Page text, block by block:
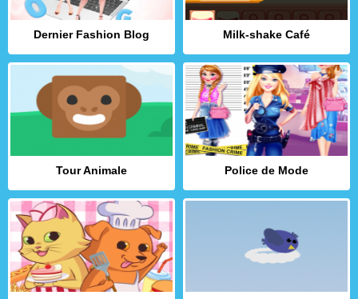
Dernier Fashion Blog Milk-shake Café
Tour Animale Police de Mode